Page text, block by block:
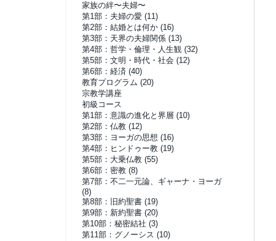
家族の絆〜夫婦〜
第1部：夫婦の愛 (11)
第2部：結婚とは何か (16)
第3部：天界の夫婦関係 (13)
第4部：哲学・倫理・人生観 (32)
第5部：文明・時代・社会 (12)
第6部：経済 (40)
教育プログラム (20)
宗教学講座
初級コース
第1部：意識の進化と界層 (10)
第2部：仏教 (12)
第3部：ヨーガの思想 (16)
第4部：ヒンドゥー教 (19)
第5部：大乗仏教 (55)
第6部：密教 (8)
第7部：不二一元論、ギャーナ・ヨーガ
(8)
第8部：旧約聖書 (19)
第9部：新約聖書 (20)
第10部：秘密結社 (3)
第11部：グノーシス (10)